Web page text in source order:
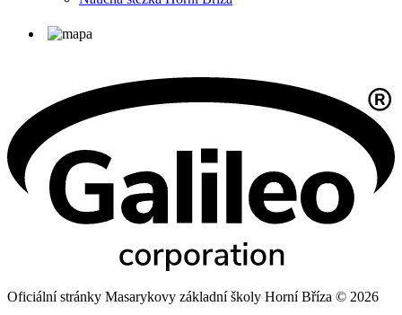
Oficiální stránky Masarykovy základní školy Horní Bříza © 2026